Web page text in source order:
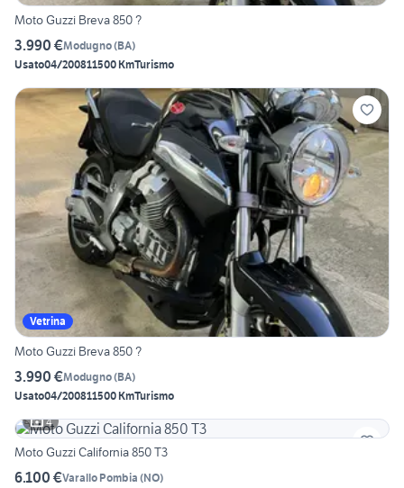
Moto Guzzi Breva 850 ?
3.990 €Modugno(BA)
Usato04/200811500 KmTurismo
Vetrina
Moto Guzzi Breva 850 ?
3.990 €Modugno(BA)
Usato04/200811500 KmTurismo
4
Moto Guzzi California 850 T3
6.100 €Varallo Pombia (NO)